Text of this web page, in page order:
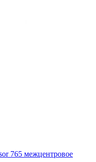
765 межцентровое